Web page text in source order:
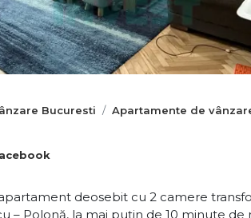
Bucuresti Apartamente de
deosebit cu 2 camere
– Polonă, la mai puțin de 10 minute de